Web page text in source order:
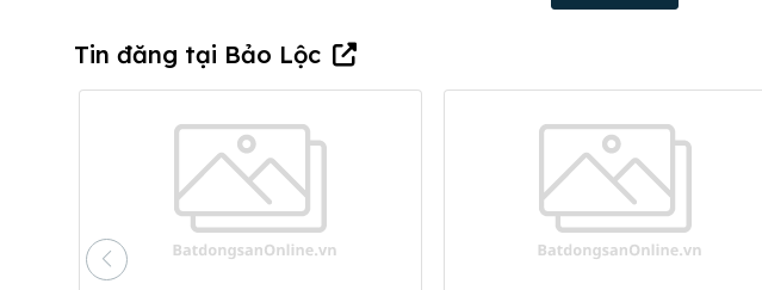
Tin đăng tại Bảo Lộc